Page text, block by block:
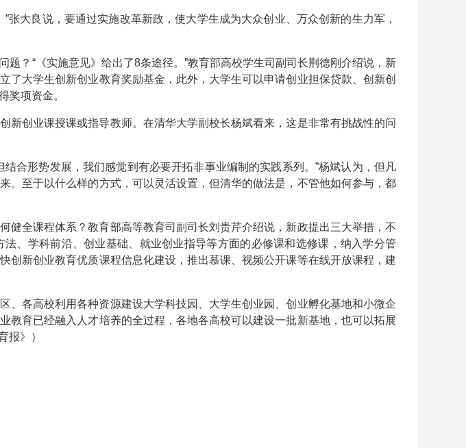
大良说，要通过实施改革新政，使大学生成为大众创业、万众创新的生力军，
？“《实施意见》给出了8条途径。”教育部高校学生司副司长荆德刚介绍说，新
大学生创新创业教育奖励基金，此外，大学生可以申请创业担保贷款、创新创
奖项资金。
创业课授课或指导教师。在清华大学副校长杨斌看来，这是非常有挑战性的问
合形势发展，我们感觉到有必要开拓非事业编制的实践系列。”杨斌认为，但凡
。至于以什么样的方式，可以灵活设置，但清华的做法是，不管他如何参与，都
全课程体系？教育部高等教育司副司长刘贵芹介绍说，新政提出三大举措，不
、学科前沿、创业基础、就业创业指导等方面的必修课和选修课，纳入学分管
新创业教育优质课程信息化建设，推出慕课、视频公开课等在线开放课程，建
各高校利用各种资源建设大学科技园、大学生创业园、创业孵化基地和小微企
育已经融入人才培养的全过程，各地各高校可以建设一批新基地，也可以拓展
报》）